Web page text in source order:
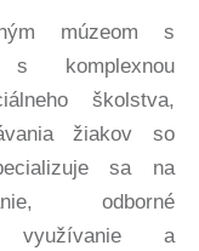
múzeom s
s komplexnou
školstva,
žiakov so
sa na
odborné
využívanie a